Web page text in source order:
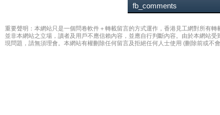
fb_comments
重要聲明：本網站只是一個問卷軟件＋轉載留言的方式運作，香港見工網對所有
並非本網站之立場，讀者及用戶不應信賴內容，並應自行判斷內容。由於本網站
現問題，請無須理會。本網站有權刪除任何留言及拒絕任何人士使用 (刪除前或